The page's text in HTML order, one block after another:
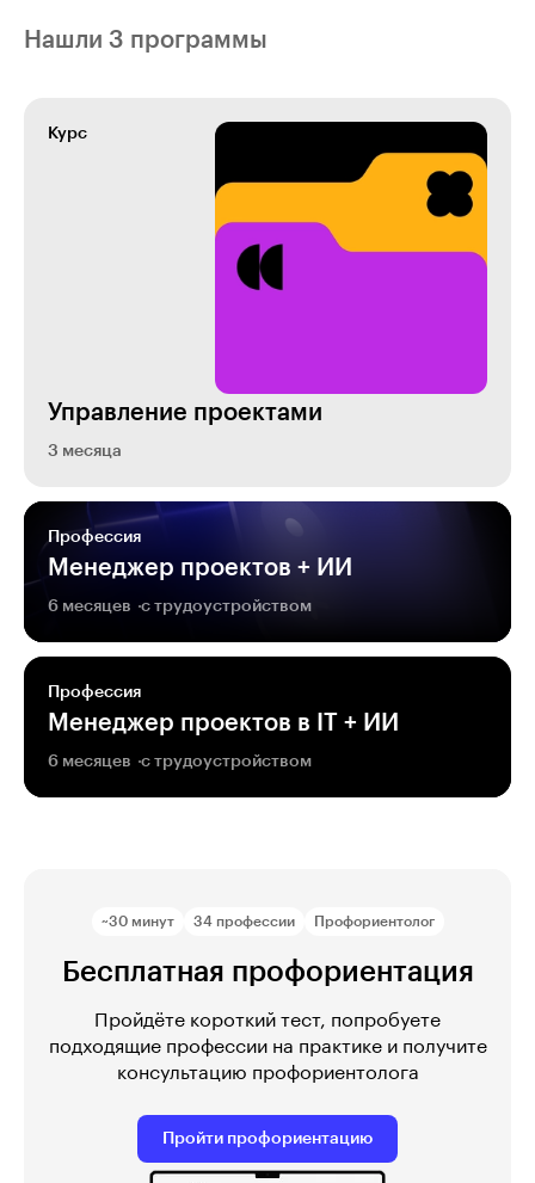
Нашли 3 программы
Курс
Управление проектами
3 месяца
Профессия
Менеджер проектов + ИИ
6 месяцев с трудоустройством
Профессия
Менеджер проектов в IT + ИИ
6 месяцев с трудоустройством
~30 минут 34 профессии Профориентолог
Бесплатная профориентация
Пройдёте короткий тест, попробуете
подходящие профессии на практике и получите
консультацию профориентолога
Пройти профориентацию